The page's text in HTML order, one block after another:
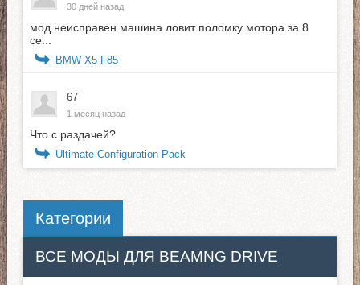
30 дней назад
мод неисправен машина ловит поломку мотора за 8
се...
BMW X5 F85
67
1 месяц назад
Что с раздачей?
Ultimate Configuration Pack
Категории
ВСЕ МОДЫ ДЛЯ BEAMNG DRIVE